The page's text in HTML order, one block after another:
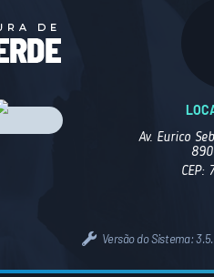
Av. Eurico
CEP:
Versão do Sistema: